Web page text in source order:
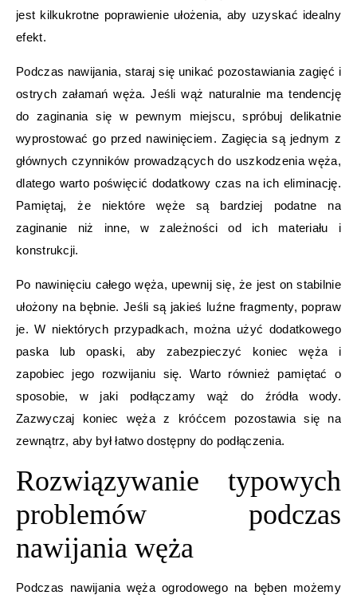
jest kilkukrotne poprawienie ułożenia, aby uzyskać idealny
efekt.
Podczas nawijania, staraj się unikać pozostawiania zagięć i
ostrych załamań węża. Jeśli wąż naturalnie ma tendencję
do zaginania się w pewnym miejscu, spróbuj delikatnie
wyprostować go przed nawinięciem. Zagięcia są jednym z
głównych czynników prowadzących do uszkodzenia węża,
dlatego warto poświęcić dodatkowy czas na ich eliminację.
Pamiętaj, że niektóre węże są bardziej podatne na
zaginanie niż inne, w zależności od ich materiału i
konstrukcji.
Po nawinięciu całego węża, upewnij się, że jest on stabilnie
ułożony na bębnie. Jeśli są jakieś luźne fragmenty, popraw
je. W niektórych przypadkach, można użyć dodatkowego
paska lub opaski, aby zabezpieczyć koniec węża i
zapobiec jego rozwijaniu się. Warto również pamiętać o
sposobie, w jaki podłączamy wąż do źródła wody.
Zazwyczaj koniec węża z króćcem pozostawia się na
zewnątrz, aby był łatwo dostępny do podłączenia.
Rozwiązywanie typowych
problemów podczas
nawijania węża
Podczas nawijania węża ogrodowego na bęben możemy